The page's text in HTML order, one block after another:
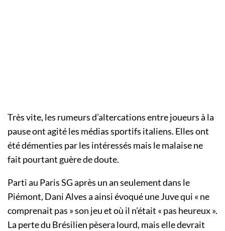
Très vite, les rumeurs d’altercations entre joueurs à la
pause ont agité les médias sportifs italiens. Elles ont
été démenties par les intéressés mais le malaise ne
fait pourtant guère de doute.
Parti au Paris SG après un an seulement dans le
Piémont, Dani Alves a ainsi évoqué une Juve qui « ne
comprenait pas » son jeu et où il n’était « pas heureux ».
La perte du Brésilien pèsera lourd, mais elle devrait